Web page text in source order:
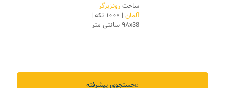
ساخترونزبرگر
آلمان
| ۱۰۰۰ تکه |
۹۸x38 سانتی متر
جستجوی پیشرفته⌕